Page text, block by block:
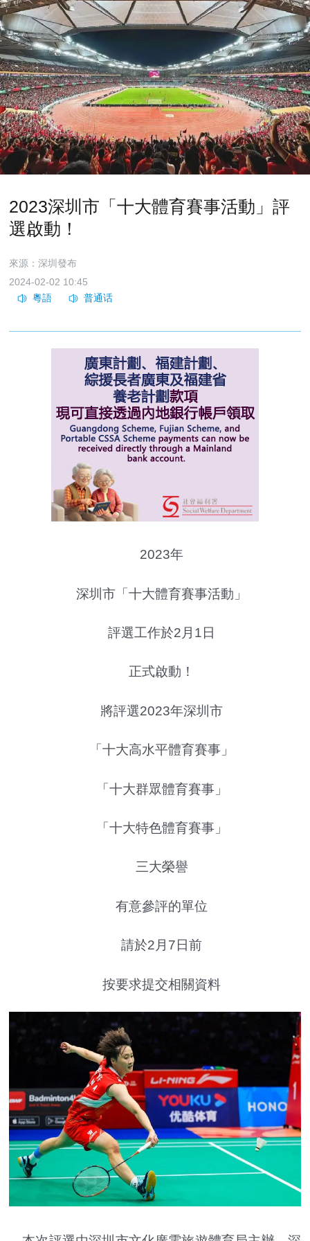
2023深圳市「十大體育賽事活動」評
選啟動！
來源：深圳發布
2024-02-02 10:45
2023年
深圳市「十大體育賽事活動」
評選工作於2月1日
正式啟動！
將評選2023年深圳市
「十大高水平體育賽事」
「十大群眾體育賽事」
「十大特色體育賽事」
三大榮譽
有意參評的單位
請於2月7日前
按要求提交相關資料